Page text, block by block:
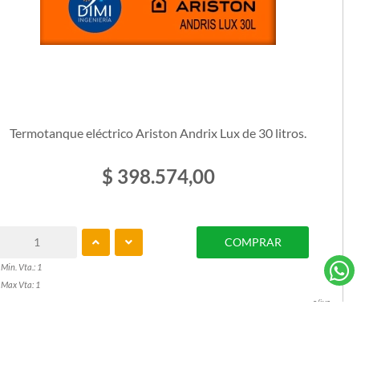
Termotanque eléctrico Ariston Andrix Lux de 30 litros.
$ 398.574,00
Min. Vta.: 1
Max Vta: 1
COMPRAR
c/iva